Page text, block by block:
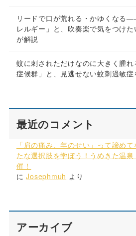
リードで口が荒れる・かゆくなる
レルギー」と、吹奏楽で気をつけ
が解説
蚊に刺されただけなのに大きく腫
症候群」と、見逃せない蚊刺過敏
最近のコメント
「肩の痛み、年のせい」って諦め
たな選択肢を学ぼう！うめきた温
催！
にJosephmuh より
アーカイブ